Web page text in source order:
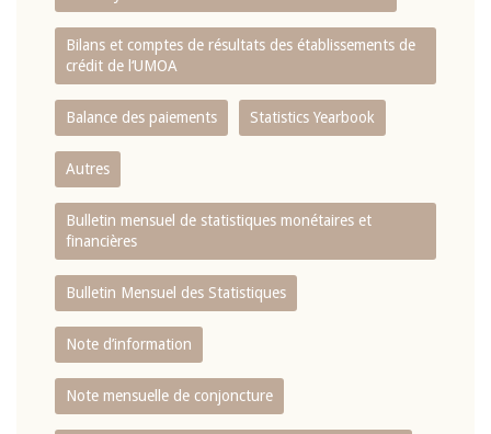
Bilans et comptes de résultats des établissements de
crédit de l‘UMOA
Balance des paiements Statistics Yearbook
Autres
Bulletin mensuel de statistiques monétaires et
financières
Bulletin Mensuel des Statistiques
Note d’information
Note mensuelle de conjoncture